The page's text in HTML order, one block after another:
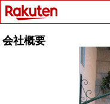
会社概要